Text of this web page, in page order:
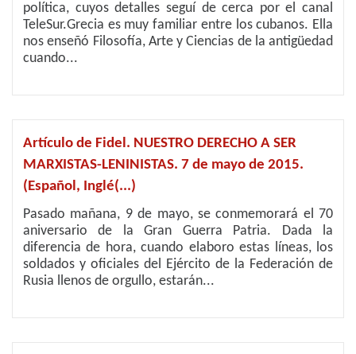
política, cuyos detalles seguí de cerca por el canal
TeleSur.Grecia es muy familiar entre los cubanos. Ella
nos enseñó Filosofía, Arte y Ciencias de la antigüedad
cuando...
Artículo de Fidel. NUESTRO DERECHO A SER
MARXISTAS-LENINISTAS. 7 de mayo de 2015.
(Español, Inglé(...)
Pasado mañana, 9 de mayo, se conmemorará el 70
aniversario de la Gran Guerra Patria. Dada la
diferencia de hora, cuando elaboro estas líneas, los
soldados y oficiales del Ejército de la Federación de
Rusia llenos de orgullo, estarán...